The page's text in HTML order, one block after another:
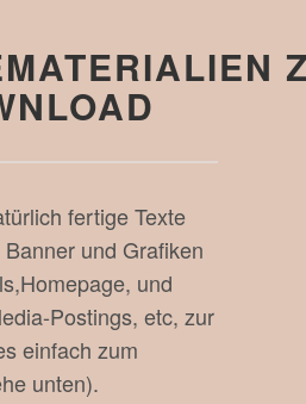
fertige Texte
und Grafiken
und
Postings, etc, zur
einfach zum
unten).